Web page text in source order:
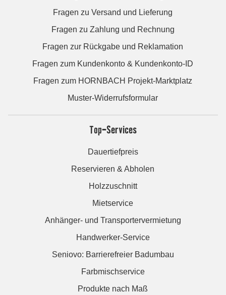
Fragen zu Versand und Lieferung
Fragen zu Zahlung und Rechnung
Fragen zur Rückgabe und Reklamation
Fragen zum Kundenkonto & Kundenkonto-ID
Fragen zum HORNBACH Projekt-Marktplatz
Muster-Widerrufsformular
Top-Services
Dauertiefpreis
Reservieren & Abholen
Holzzuschnitt
Mietservice
Anhänger- und Transportervermietung
Handwerker-Service
Seniovo: Barrierefreier Badumbau
Farbmischservice
Produkte nach Maß